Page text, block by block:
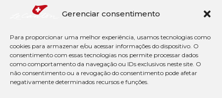
Gerenciar consentimento
Para proporcionar uma melhor experiência, usamos tecnologias como
cookies para armazenar e/ou acessar informações do dispositivo. O
consentimento com essas tecnologias nos permite processar dados
como comportamento da navegação ou IDs exclusivos neste site. O
não consentimento ou a revogação do consentimento pode afetar
negativamente determinados recursos e funções.
© Copyright 2026 Le Canton. Todos os direitos